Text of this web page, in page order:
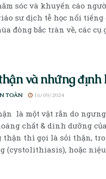
sóc và khuyến cáo
sư dịch tễ học nổi
đông bắc tràn về, các cụ
và những
TOÀN 16/09/2024
là một vật rắn do
chất & dinh dưỡng
thận thì gọi là sỏi thận,
(cystolithiasis), hoặc